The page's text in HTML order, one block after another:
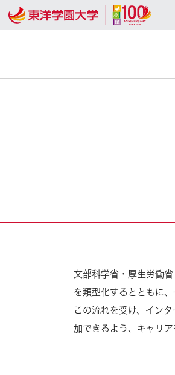
文部科学省・厚生労働
を類型化するとともに
この流れを受け、イン
加できるよう、キャリア